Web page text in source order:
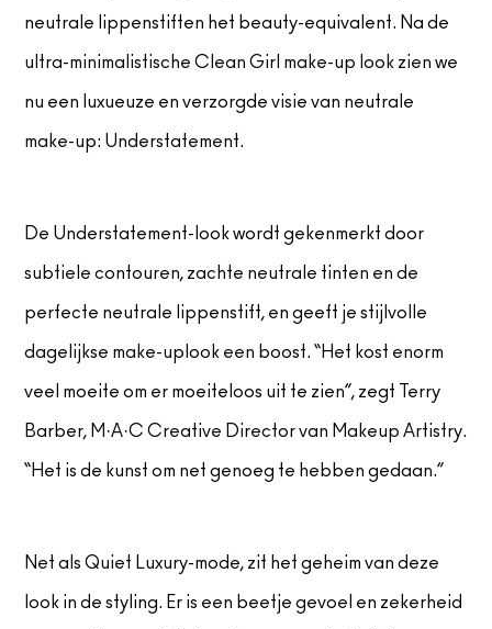
neutrale lippenstiften het beauty-equivalent. Na de
ultra-minimalistische Clean Girl make-up look zien we
nu een luxueuze en verzorgde visie van neutrale
make-up: Understatement.
De Understatement-look wordt gekenmerkt door
subtiele contouren, zachte neutrale tinten en de
perfecte neutrale lippenstift, en geeft je stijlvolle
dagelijkse make-uplook een boost. “Het kost enorm
veel moeite om er moeiteloos uit te zien”, zegt Terry
Barber, M·A·C Creative Director van Makeup Artistry.
“Het is de kunst om net genoeg te hebben gedaan.”
Net als Quiet Luxury-mode, zit het geheim van deze
look in de styling. Er is een beetje gevoel en zekerheid